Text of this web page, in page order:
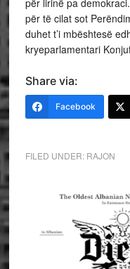
për të cilat sot
duhet t’i mbështesë
kryeparlamentari
Share via:
Facebook
FILED UNDER: RAJON